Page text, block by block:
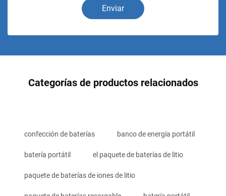
Enviar
Categorías de productos relacionados
confección de baterías banco de energía portátil
batería portátil el paquete de baterías de litio
paquete de baterías de iones de litio